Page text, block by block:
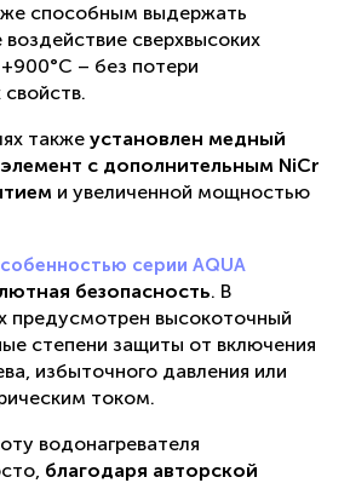
способным выдержать
сверхвысоких
– без потери
также установлен медный
с дополнительным NiCr
и увеличенной мощностью
серии AQUA
безопасность. В
предусмотрен высокоточный
степени защиты от включения
избыточного давления или
током.
водонагревателя
благодаря авторской